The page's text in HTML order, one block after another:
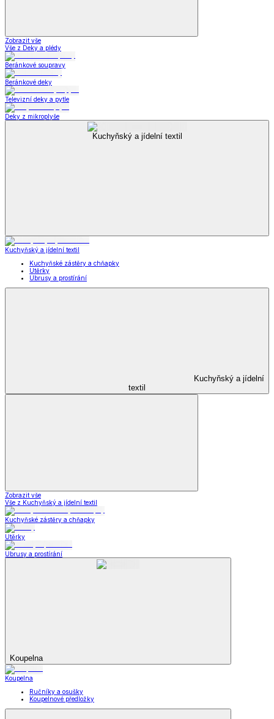
Zobrazit vše
Vše z Deky a plédy
Beránkové soupravy
Beránkové deky
Televizní deky a pytle
Deky z mikroplyše
Kuchyňský a jídelní textil
Kuchyňský a jídelní textil
Kuchyňské zástěry a chňapky
Utěrky
Ubrusy a prostírání
Kuchyňský a jídelní
textil
Zobrazit vše
Vše z Kuchyňský a jídelní textil
Kuchyňské zástěry a chňapky
Utěrky
Ubrusy a prostírání
Koupelna
Koupelna
Ručníky a osušky
Koupelnové předložky